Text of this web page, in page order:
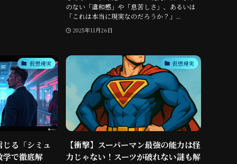
のない「違和感」や「息苦しさ」、あるいは
「これは本当に現実なのだろうか？」...
2025年11月26日
仮想現実
る「シミュ
学で徹底解
仮想現実
【衝撃】スーパーマン最強の能力は怪
力じゃない！スーツが破れない謎も解